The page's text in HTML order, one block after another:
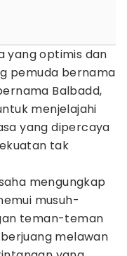
yang optimis dan
pemuda bernama
Balbadd,
menjelajahi
yang dipercaya
tak
mengungkap
musuh-
teman-teman
melawan